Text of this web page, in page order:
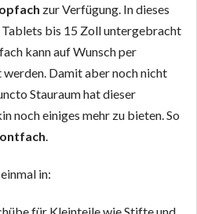
zur Verfügung. In dieses
bis 15 Zoll untergebracht
kann auf Wunsch per
Damit aber noch nicht
Stauraum hat dieser
noch einiges mehr zu bieten. So
.
in: